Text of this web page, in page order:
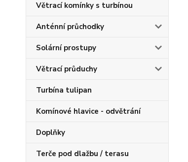
Větrací komínky s turbínou
Anténní průchodky
Solární prostupy
Větrací průduchy
Turbína tulipan
Komínové hlavice - odvětrání
Doplňky
Terče pod dlažbu / terasu